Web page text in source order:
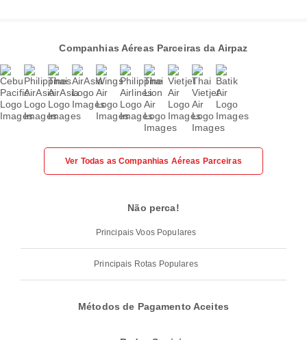
Companhias Aéreas Parceiras da Airpaz
Ver Todas as Companhias Aéreas Parceiras
Não perca!
Principais Voos Populares
Principais Rotas Populares
Métodos de Pagamento Aceites